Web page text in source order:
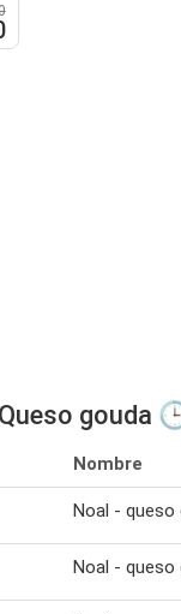
gouda
Nombre
Noal - queso
Noal - queso